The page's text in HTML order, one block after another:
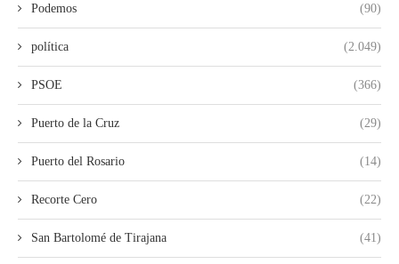
Podemos (90)
política (2.049)
PSOE (366)
Puerto de la Cruz (29)
Puerto del Rosario (14)
Recorte Cero (22)
San Bartolomé de Tirajana (41)